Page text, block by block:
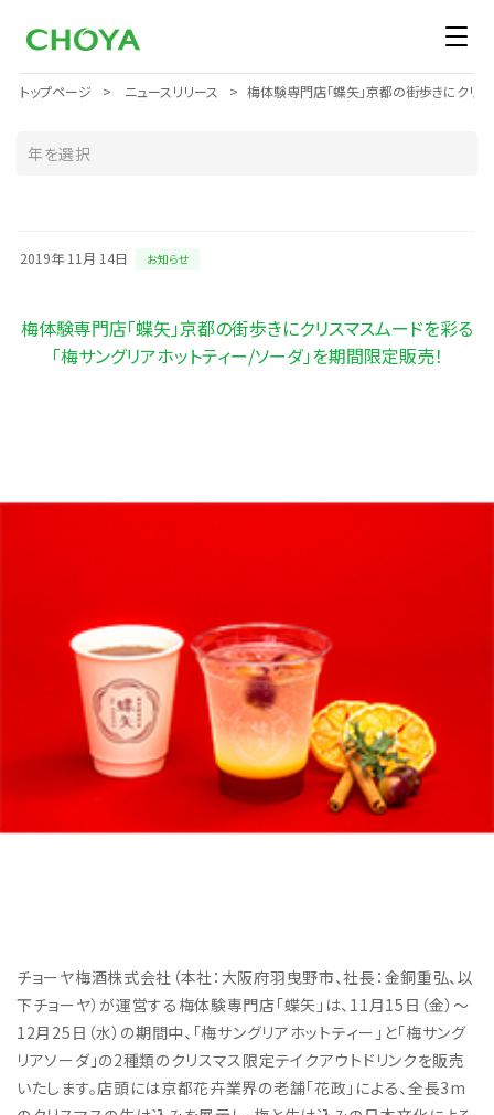
トップページ ニュースリリース 梅体験専門店「蝶矢」京都の街歩きにクリス
2019年 11月 14日 お知らせ
梅体験専門店「蝶矢」京都の街歩きにクリスマスムードを彩る
「梅サングリアホットティー/ソーダ」を期間限定販売！
チョーヤ梅酒株式会社（本社：大阪府羽曳野市、社長：金銅重弘、以
下チョーヤ）が運営する梅体験専門店「蝶矢」は、11月15日（金）～
12月25日（水）の期間中、「梅サングリアホットティー」と「梅サング
リアソーダ」の2種類のクリスマス限定テイクアウトドリンクを販売
いたします。店頭には京都花卉業界の老舗「花政」による、全長3m